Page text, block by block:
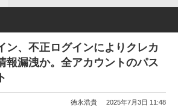
ン、不正ログインによりクレカ
報漏洩か。全アカウントのパス
徳永浩貴 2025年7月3日 11:48